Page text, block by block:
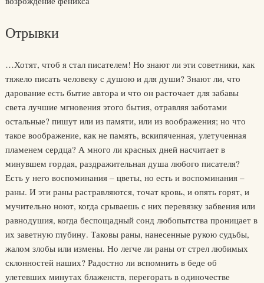
Отрывки
…Хотят, чтоб я стал писателем! Но знают ли эти советники, как
тяжело писать человеку с душою и для души? Знают ли, что
дарование есть бытие автора и что он расточает для забавы
света лучшие мгновения этого бытия, отравляя заботами
остальные? пишут или из памяти, или из воображения; но что
такое воображение, как не память, вскипяченная, улетученная
пламенем сердца? А много ли красных дней насчитает в
минувшем гордая, раздражительная душа любого писателя?
Есть у него воспоминания – цветы, но есть и воспоминания –
раны. И эти раны растравляются, точат кровь, и опять горят, и
мучительно ноют, когда срываешь с них перевязку забвения или
равнодушия, когда беспощадный сонд любопытства проницает в
их заветную глубину. Таковы раны, нанесенные рукою судьбы,
жалом злобы или измены. Но легче ли раны от стрел любимых
склонностей наших? Радостно ли вспомнить в беде об
улетевших минутах блаженств, перегорать в одиночестве